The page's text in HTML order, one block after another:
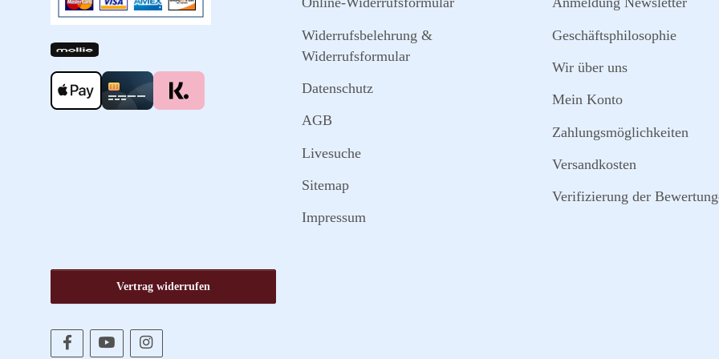
Widerrufsbelehrung &
Widerrufsformular
Datenschutz
AGB
Livesuche
Sitemap
Impressum
Geschäftsphilosophie
Wir über uns
Mein Konto
Zahlungsmöglichkeiten
Versandkosten
Verifizierung der
Vertrag widerrufen